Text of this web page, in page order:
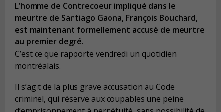
L’homme de Contrecoeur impliqué dans le
meurtre de Santiago Gaona, François Bouchard,
est maintenant formellement accusé de meurtre
au premier degré.
C’est ce que rapporte vendredi un quotidien
montréalais.
Il s’agit de la plus grave accusation au Code
criminel, qui réserve aux coupables une peine